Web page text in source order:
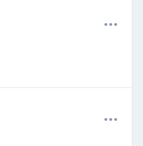
...
...